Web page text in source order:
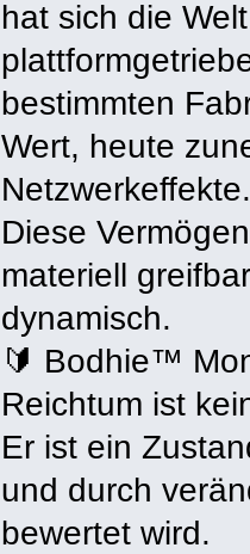
hat sich die
bestimmten
Wert, heute
Diese
materiell
dynamisch.
🔰 Bodhie™
Reichtum ist
Er ist ein
und durch
bewertet wird.